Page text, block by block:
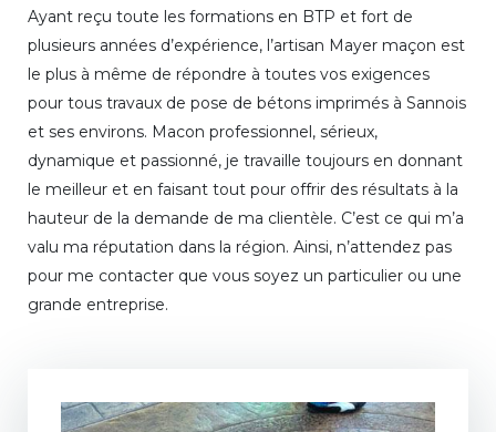
Ayant reçu toute les formations en BTP et fort de
plusieurs années d’expérience, l’artisan Mayer maçon est
le plus à même de répondre à toutes vos exigences
pour tous travaux de pose de bétons imprimés à Sannois
et ses environs. Macon professionnel, sérieux,
dynamique et passionné, je travaille toujours en donnant
le meilleur et en faisant tout pour offrir des résultats à la
hauteur de la demande de ma clientèle. C’est ce qui m’a
valu ma réputation dans la région. Ainsi, n’attendez pas
pour me contacter que vous soyez un particulier ou une
grande entreprise.